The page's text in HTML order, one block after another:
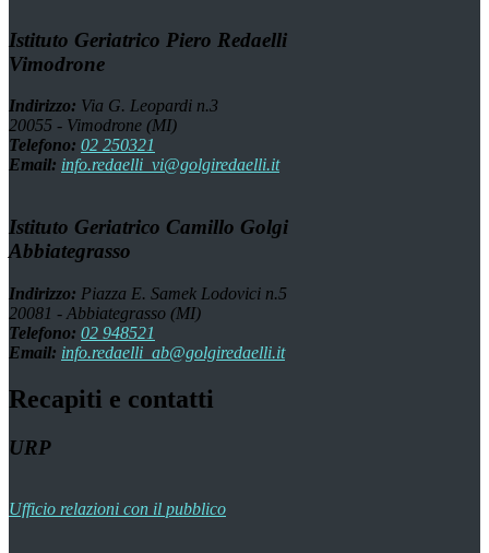
Istituto Geriatrico Piero Redaelli
Vimodrone
Indirizzo: Via G. Leopardi n.3
20055 - Vimodrone (MI)
Telefono: 02 250321
Email: info.redaelli_vi@golgiredaelli.it
Istituto Geriatrico Camillo Golgi
Abbiategrasso
Indirizzo: Piazza E. Samek Lodovici n.5
20081 - Abbiategrasso (MI)
Telefono: 02 948521
Email: info.redaelli_ab@golgiredaelli.it
Recapiti e contatti
URP
Ufficio relazioni con il pubblico